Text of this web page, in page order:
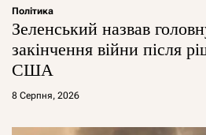
Політика
Зеленський назвав
закінчення війни після
США
8 Серпня, 2026